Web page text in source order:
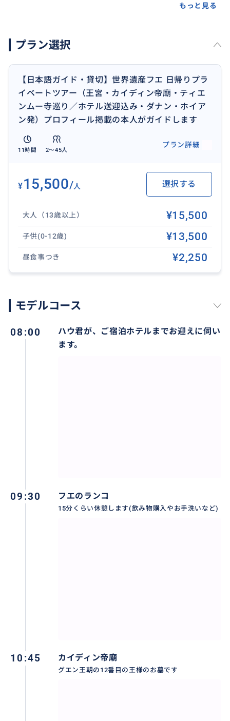
ることはありません。ご案内はプロフィール掲載の本
なく、安心してご参加いただけます。
・出発場所：ダナン・ホイアン発
・ダナン市内中心エリアは無料送迎です。日本語ガイ
ドがホテルロビーまでお迎えに伺います。
※ホイアンエリア、またはダナン市内中心部以外にご宿
泊の場合は、別途送迎料金が発生する場合がありま
す。
＜ツアー料金に含まれるもの＞
・日本語ガイド
・お水（1名様につき1本）
＜ツアー料金に含まれないもの＞
・フエ王宮（大内）入場チケット（1名：200,000VND
／約1,200円・現地払い）
約900円・現地払い）
＜注意事項・催行条件＞
・ツアーは2名様より催行、毎日実施しております。
ご希望があれば、イオンスーパーにも立ち寄ることが
もっと見る
プラン選択
【日本語ガイド・貸切】世界遺産フエ 日帰りプラ
イベートツアー（王宮・カイディン帝廟・ティエ
ンムー寺巡り／ホテル送迎込み・ダナン・ホイア
ン発）プロフィール掲載の本人がガイドします
11時間 2〜45人
プラン詳細
¥15,500/人 選択する
大人（13歳以上） ¥15,500
子供(0-12歳) ¥13,500
昼食事つき ¥2,250
モデルコース
08:00
ハウ君が、ご宿泊ホテルまでお迎えに伺い
ます。
09:30 フエのランコ
15分くらい休憩します(飲み物購入やお手洗いなど)
10:45 カイディン帝廟
グエン王朝の12番目の王様のお墓です